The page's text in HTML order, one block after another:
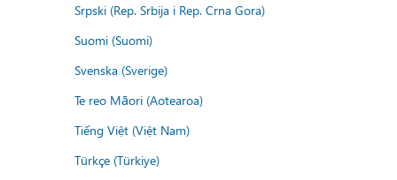
Srpski (Rep. Srbija i Rep. Crna Gora)
Suomi (Suomi)
Svenska (Sverige)
Te reo Māori (Aotearoa)
Tiếng Việt (Việt Nam)
Türkçe (Türkiye)